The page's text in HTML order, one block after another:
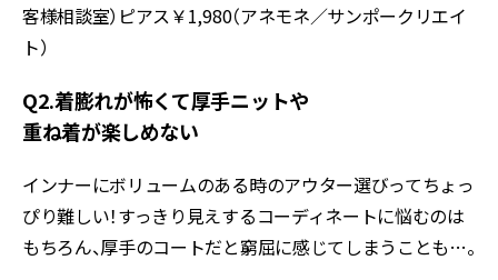
客様相談室）ピアス￥1,980（アネモネ／サンポークリエイ
ト）
Q2.着膨れが怖くて厚手ニットや
重ね着が楽しめない
インナーにボリュームのある時のアウター選びってちょっ
ぴり難しい！すっきり見えするコーディネートに悩むのは
もちろん、厚手のコートだと窮屈に感じてしまうことも…。